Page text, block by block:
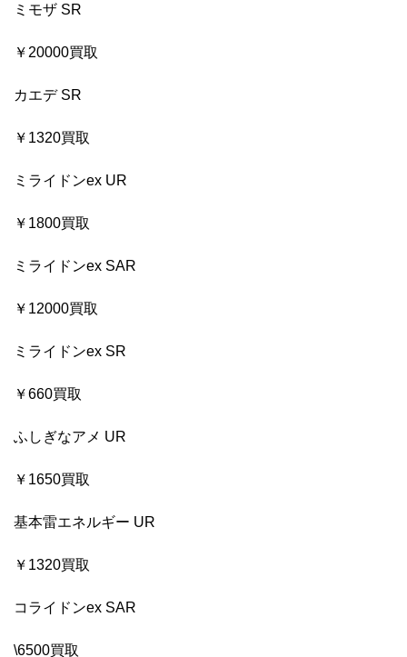
ミモザ SR
￥20000買取
カエデ SR
￥1320買取
ミライドンex UR
￥1800買取
ミライドンex SAR
￥12000買取
ミライドンex SR
￥660買取
ふしぎなアメ UR
￥1650買取
基本雷エネルギー UR
￥1320買取
コライドンex SAR
\6500買取